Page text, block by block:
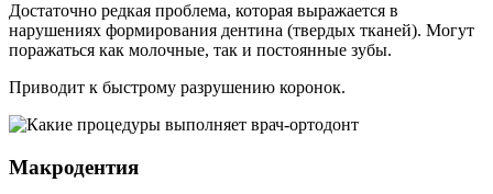
Достаточно редкая проблема, которая выражается в
нарушениях формирования дентина (твердых тканей). Могут
поражаться как молочные, так и постоянные зубы.
Приводит к быстрому разрушению коронок.
Макродентия